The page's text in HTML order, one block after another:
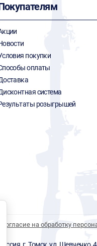
покупки
оплаты
система
розыгрышей
Согласие на обработку